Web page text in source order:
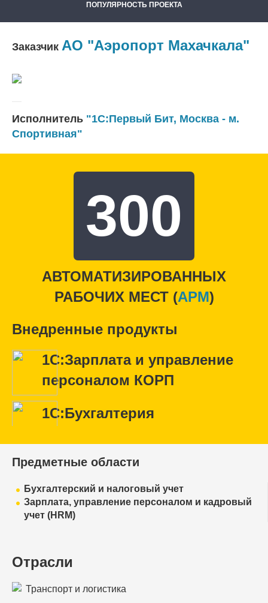
ПОПУЛЯРНОСТЬ ПРОЕКТА
Заказчик АО "Аэропорт Махачкала"
Исполнитель "1С:Первый Бит, Москва - м.
Спортивная"
300
АВТОМАТИЗИРОВАННЫХ
РАБОЧИХ МЕСТ (APM)
Внедренные продукты
1С:Зарплата и управление
персоналом КОРП
1С:Бухгалтерия
Предметные области
Бухгалтерский и налоговый учет
Зарплата, управление персоналом и кадровый
учет (HRM)
Отрасли
Транспорт и логистика